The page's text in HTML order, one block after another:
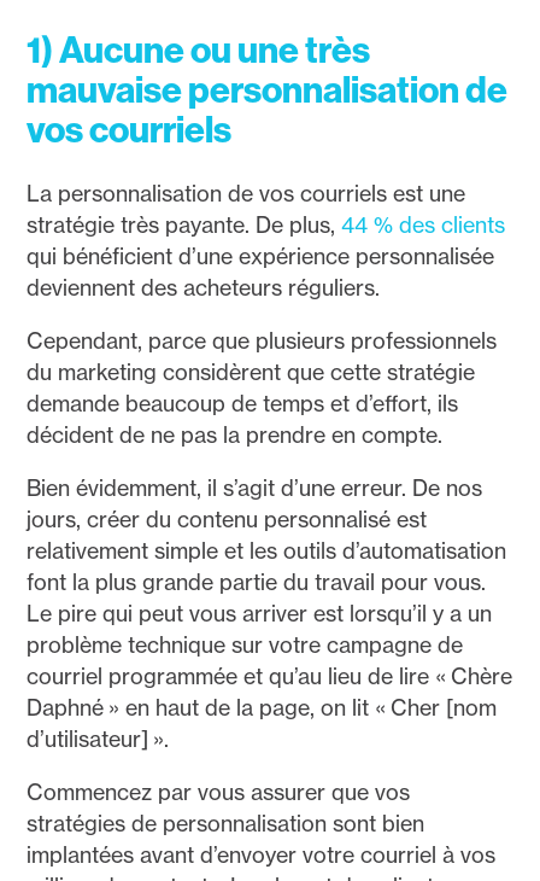
1) Aucune ou une très
mauvaise personnalisation de
vos courriels
La personnalisation de vos courriels est une
stratégie très payante. De plus,44 % des clients
qui bénéficient d’une expérience personnalisée
deviennent des acheteurs réguliers.
Cependant, parce que plusieurs professionnels
du marketing considèrent que cette stratégie
demande beaucoup de temps et d’effort, ils
décident de ne pas la prendre en compte.
Bien évidemment, il s’agit d’une erreur. De nos
jours, créer du contenu personnalisé est
relativement simple et les outils d’automatisation
font la plus grande partie du travail pour vous.
Le pire qui peut vous arriver est lorsqu’il y a un
problème technique sur votre campagne de
courriel programmée et qu’au lieu de lire « Chère
Daphné » en haut de la page, on lit « Cher [nom
d’utilisateur] ».
Commencez par vous assurer que vos
stratégies de personnalisation sont bien
implantées avant d’envoyer votre courriel à vos